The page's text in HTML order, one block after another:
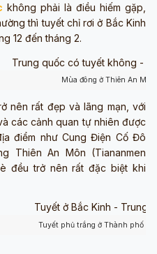
không phải là điều hiếm gặp,
thì tuyết chỉ rơi ở Bắc Kinh
12 đến tháng 2.
Mùa đông ở Thiên An
nên rất đẹp và lãng mạn, với
các cảnh quan tự nhiên được
điểm như Cung Điện Cố Đô
Thiên An Môn (Tiananmen
đều trở nên rất đặc biệt khi
Tuyết phủ trắng ở Thành phố